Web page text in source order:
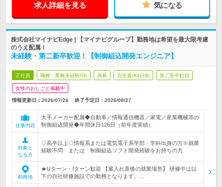
求人詳細を見る 気になる
株式会社マイナビEdge | 【マイナビグループ】勤務地は希望を最大限考慮
のうえ配属！
未経験・第二新卒歓迎！【制御組込開発エンジニア】
正社員 職種・業種未経験OK 急募 完全週休2日制 第二新卒歓迎
女性のおしごと掲載中
情報更新日：2026/07/24 終了予定日： 2026/08/27
仕事内容
大手メーカー配属◆自動車／情報通信機器／家電／産業機械等の
制御組込開発◆年間休日126日（前年度実績）
対象と
なる方
◇高卒以上◇情報系または電気電子系学部・学科出身の方※就業
経験不問 または 制御組込ソフト開発経験をお持ちの方
勤務地
★Uターン・Iターン歓迎 【雇入れ直後の就業場所】 研修中は以
下の自社研修施設での勤務となります。…